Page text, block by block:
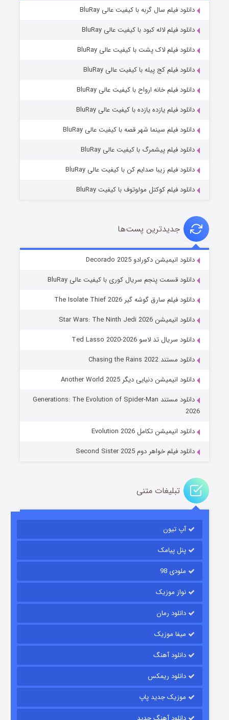
قسمت۷ (زیرنویس) منتشر شد
خاندان اژدها فصل ۳
جادوگری در مغولستان
قسمت۱۴ (زیرنویس) منتشر شد
باب اسفنجی فصل ۱۷
قسمت۶ (زیرنویس) منتشر شد
قسمت۱۵ (دوبله) منتشر شد
دانلود فیلم سال گربه با کیفیت عالی BluRay
دانلود فیلم لاله کبود با کیفیت عالی BluRay
دانلود فیلم لاک پشت با کیفیت عالی BluRay
دانلود فیلم کج‌ پیله با کیفیت عالی BluRay
دانلود فیلم خانه ارواح با کیفیت عالی BluRay
دانلود فیلم یازده یازده با کیفیت عالی BluRay
دانلود فیلم سینما شهر قصه با کیفیت عالی BluRay
دانلود فیلم پیشمرگ با کیفیت عالی BluRay
دانلود فیلم زیبا صدایم کن با کیفیت عالی BluRay
دانلود فیلم کوکتل مولوتوف با کیفیت BluRay
جدیدترین پست‌ها
دانلود انیمیشن دکورادو Decorado 2025
دانلود قسمت پنجم سریال کوری با کیفیت عالی BluRay
دانلود فیلم سارق گوشه گیر The Isolate Thief 2026
دانلود انیمیشن Star Wars: The Ninth Jedi 2026
دانلود سریال تد لاسو Ted Lasso 2020-2026
دانلود مستند Chasing the Rains 2022
دانلود انیمیشن دنیایی دیگر Another World 2025
دانلود مستند Generations: The Evolution of Spider-Man
2026
دانلود انیمیشن تکامل Evolution 2026
دانلود فیلم خواهر دوم Second Sister 2025
تبلیغات متنی
آپ تیون
پنل پیامک
ملودی 98
نواز موزیک
دانلود رمان
میفا موزیک
دانلود آهنگ
دانلود ریمکس
موزیک جدید پاپ